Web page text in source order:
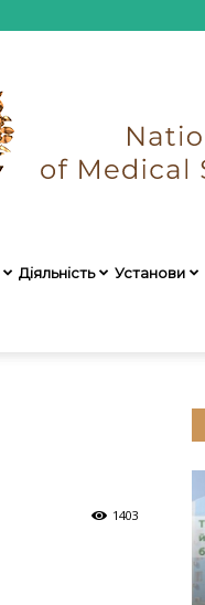
Діяльність Установи
1403